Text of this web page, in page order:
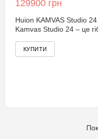
129900 грн
Huion KAMVAS Studio
Kamvas Studio 24 – це